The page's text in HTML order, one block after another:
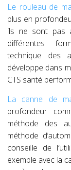
Le rouleau de
plus en
ils ne sont pas
différentes
technique des
développe dans
CTS santé
La canne de
profondeur
méthode des
méthode
conseille de
exemple avec la